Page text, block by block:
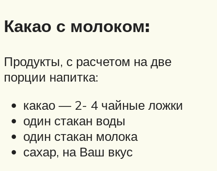
Какао с молоком:
Продукты, с расчетом на две
порции напитка:
какао — 2- 4 чайные ложки
один стакан воды
один стакан молока
сахар, на Ваш вкус